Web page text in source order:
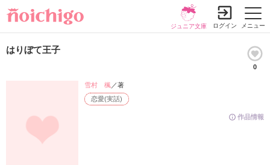
メニュー
ジュニア文庫 ログイン
はりぼて王子
0
作品情報
恋愛(実話)
雪村 楓 ／著